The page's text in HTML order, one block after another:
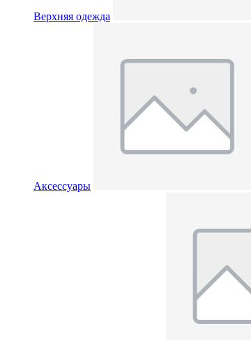
Верхняя одежда
Аксессуары